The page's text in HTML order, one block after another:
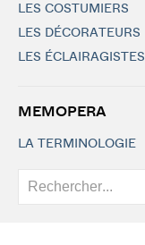
LES COSTUMIERS
LES DÉCORATEURS
LES ÉCLAIRAGISTES
MEMOPERA
LA TERMINOLOGIE